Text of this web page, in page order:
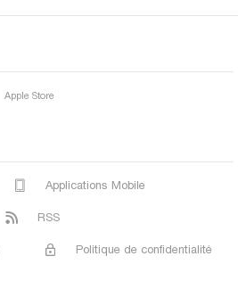
Apple Store
Applications Mobile
RSS
Politique de confidentialité